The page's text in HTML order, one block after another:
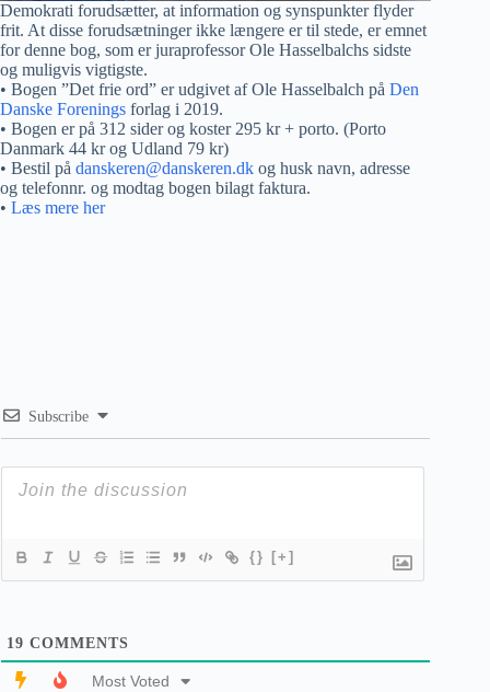
Demokrati forudsætter, at information og synspunkter flyder
frit. At disse forudsætninger ikke længere er til stede, er emnet
for denne bog, som er juraprofessor Ole Hasselbalchs sidste
og muligvis vigtigste.
• Bogen ”Det frie ord” er udgivet af Ole Hasselbalch på Den
Danske Forenings forlag i 2019.
• Bogen er på 312 sider og koster 295 kr + porto. (Porto
Danmark 44 kr og Udland 79 kr)
• Bestil på danskeren@danskeren.dk og husk navn, adresse
og telefonnr. og modtag bogen bilagt faktura.
• Læs mere her
Subscribe
{} [+]
19 COMMENTS
Most Voted